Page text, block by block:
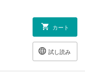
カート
試し読み